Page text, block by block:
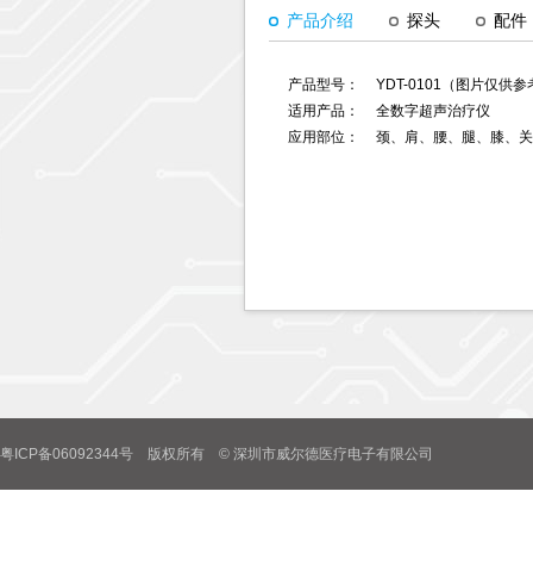
产品介绍 探头 配件
产品型号：
YDT-0101（图片仅供参
适用产品：
全数字超声治疗仪
应用部位：
颈、肩、腰、腿、膝、
粤ICP备06092344号 版权所有 © 深圳市威尔德医疗电子有限公司